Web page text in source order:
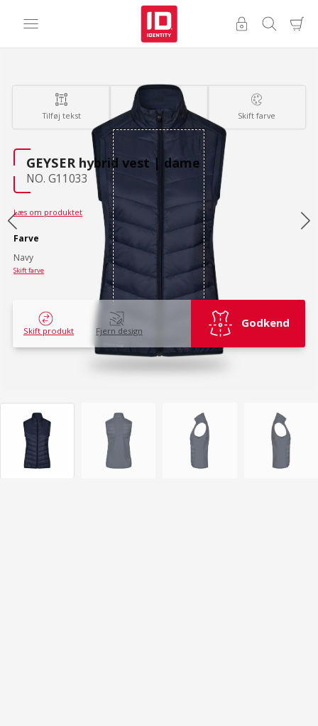
GEYSER hybrid vest | dame
NO. G11033
Læs om produktet
Farve
Navy
Skift farve
Tilføj tekst Tilføj billede Skift farve
Skift produkt Fjern design
Godkend